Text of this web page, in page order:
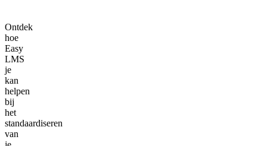
Ontdek
hoe
Easy
LMS
je
kan
helpen
bij
het
standaardiseren
van